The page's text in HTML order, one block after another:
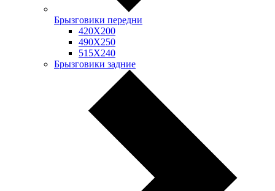
Брызговики передни
420Х200
490Х250
515Х240
Брызговики задние